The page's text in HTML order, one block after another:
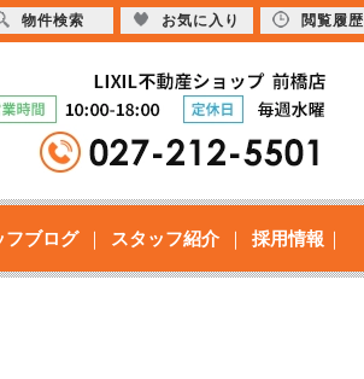
フブログ スタッフ紹介 採用情報
物件検索 お気に入り 閲覧履歴